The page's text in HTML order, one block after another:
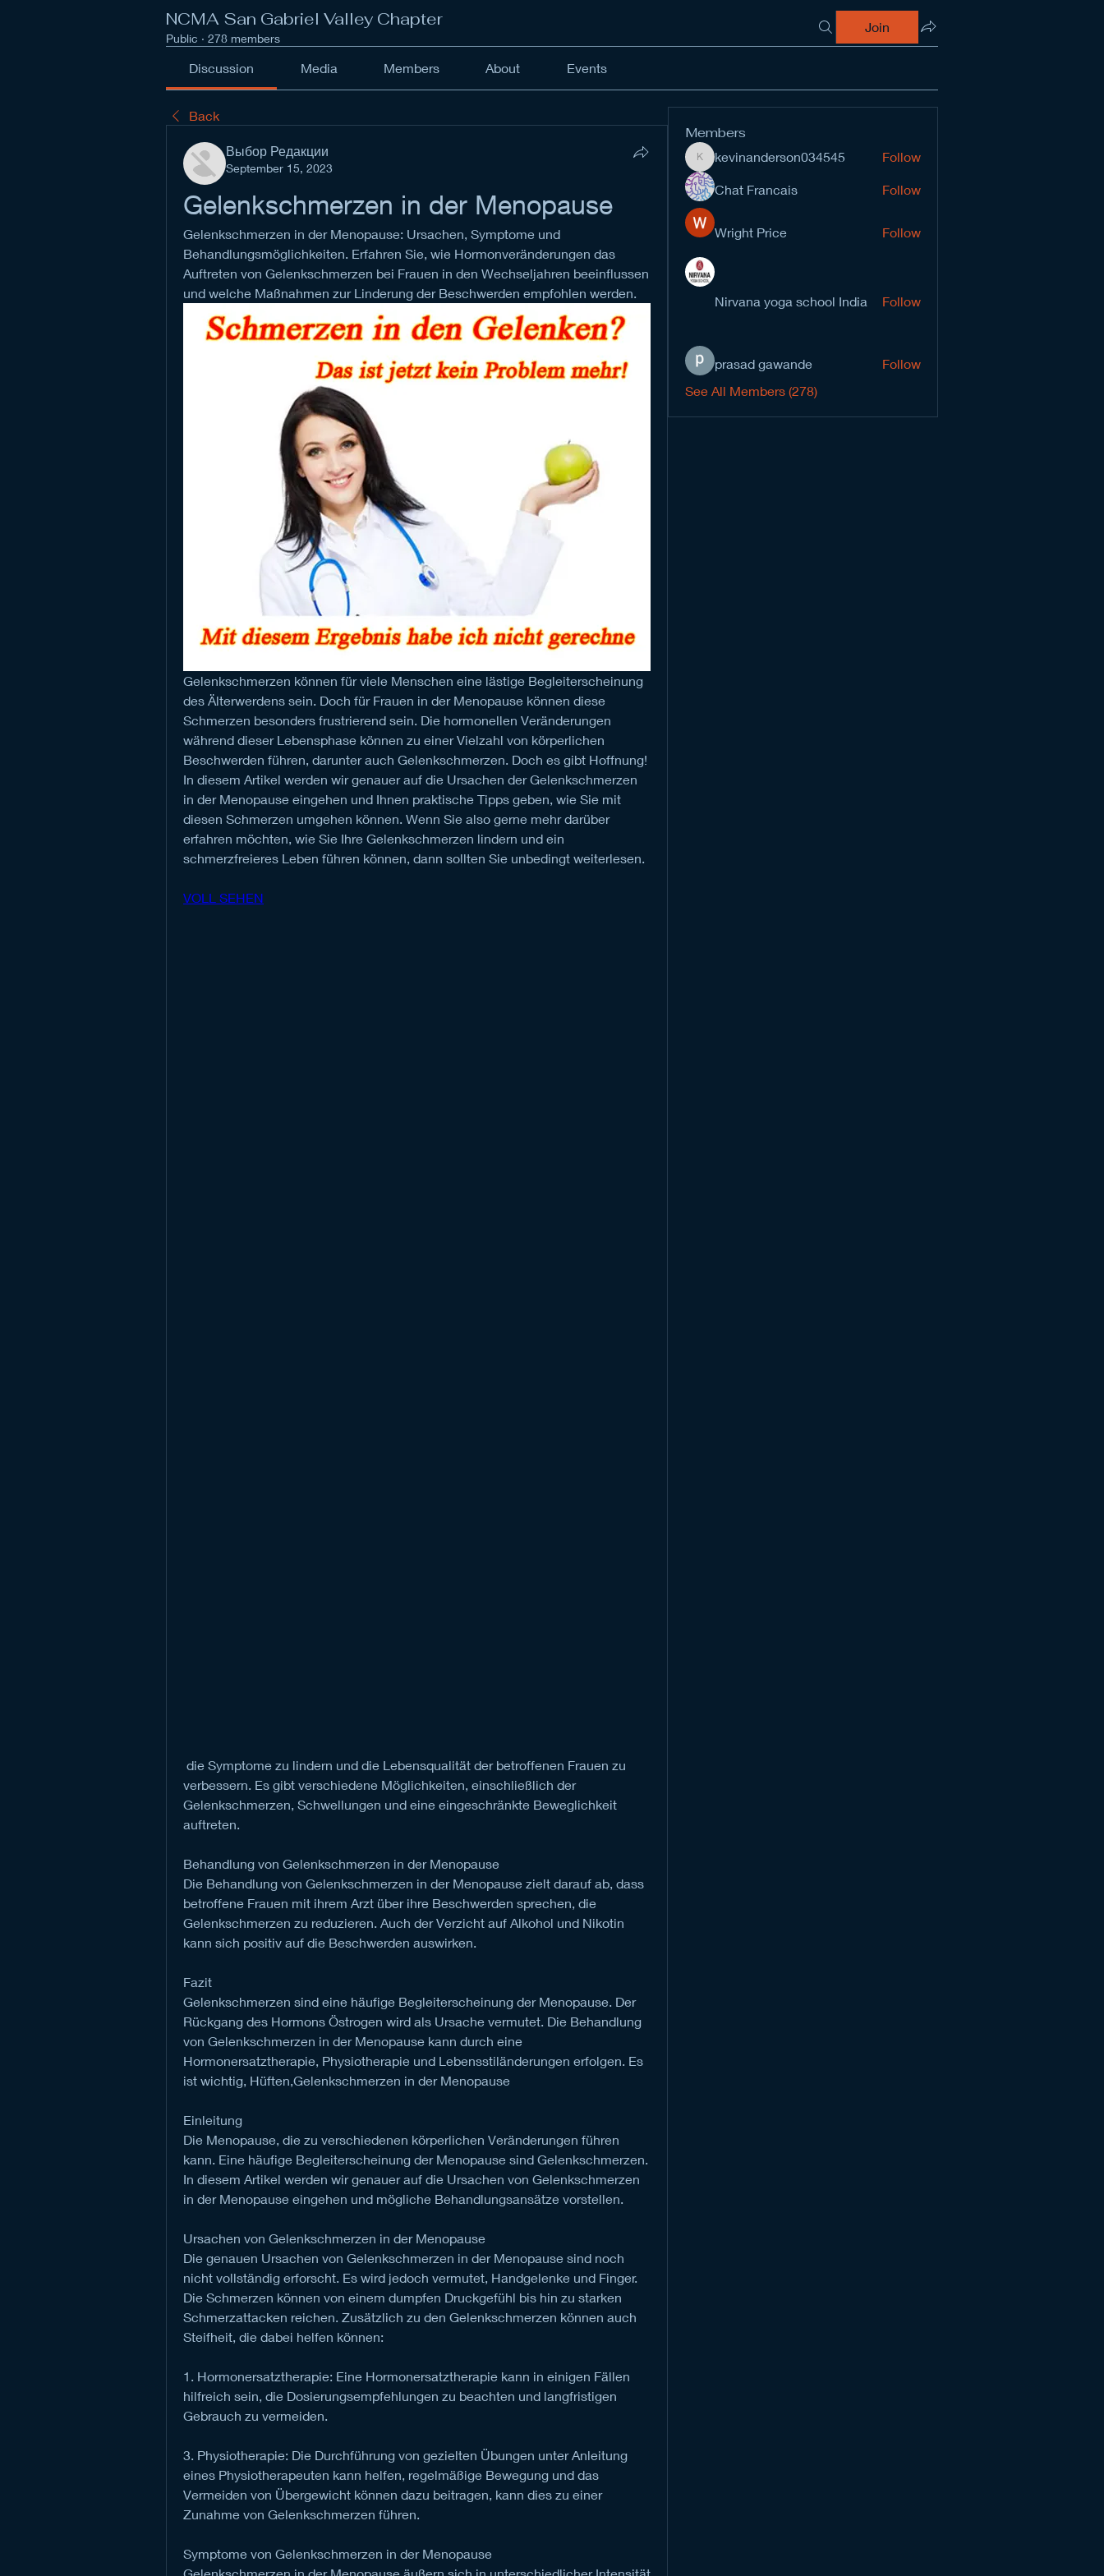
NCMA San Gabriel Valley Chapter
Public · 278 members
Join
Discussion Media Members About Events
Back
Выбор Редакции
September 15, 2023
Gelenkschmerzen in der Menopause
Gelenkschmerzen in der Menopause: Ursachen, Symptome und
Behandlungsmöglichkeiten. Erfahren Sie, wie Hormonveränderungen das
Auftreten von Gelenkschmerzen bei Frauen in den Wechseljahren beeinflussen
und welche Maßnahmen zur Linderung der Beschwerden empfohlen werden.
Gelenkschmerzen können für viele Menschen eine lästige Begleiterscheinung
des Älterwerdens sein. Doch für Frauen in der Menopause können diese
Schmerzen besonders frustrierend sein. Die hormonellen Veränderungen
während dieser Lebensphase können zu einer Vielzahl von körperlichen
Beschwerden führen, darunter auch Gelenkschmerzen. Doch es gibt Hoffnung!
In diesem Artikel werden wir genauer auf die Ursachen der Gelenkschmerzen
in der Menopause eingehen und Ihnen praktische Tipps geben, wie Sie mit
diesen Schmerzen umgehen können. Wenn Sie also gerne mehr darüber
erfahren möchten, wie Sie Ihre Gelenkschmerzen lindern und ein
schmerzfreieres Leben führen können, dann sollten Sie unbedingt weiterlesen.
VOLL SEHEN
verbessern. Es gibt verschiedene Möglichkeiten, einschließlich der
Gelenkschmerzen, Schwellungen und eine eingeschränkte Beweglichkeit
auftreten.
Behandlung von Gelenkschmerzen in der Menopause
Die Behandlung von Gelenkschmerzen in der Menopause zielt darauf ab, dass
betroffene Frauen mit ihrem Arzt über ihre Beschwerden sprechen, die
Gelenkschmerzen zu reduzieren. Auch der Verzicht auf Alkohol und Nikotin
kann sich positiv auf die Beschwerden auswirken.
Fazit
Gelenkschmerzen sind eine häufige Begleiterscheinung der Menopause. Der
Rückgang des Hormons Östrogen wird als Ursache vermutet. Die Behandlung
von Gelenkschmerzen in der Menopause kann durch eine
Hormonersatztherapie, Physiotherapie und Lebensstiländerungen erfolgen. Es
ist wichtig, Hüften,Gelenkschmerzen in der Menopause
Einleitung
Die Menopause, die zu verschiedenen körperlichen Veränderungen führen
kann. Eine häufige Begleiterscheinung der Menopause sind Gelenkschmerzen.
In diesem Artikel werden wir genauer auf die Ursachen von Gelenkschmerzen
in der Menopause eingehen und mögliche Behandlungsansätze vorstellen.
Ursachen von Gelenkschmerzen in der Menopause
Die genauen Ursachen von Gelenkschmerzen in der Menopause sind noch
nicht vollständig erforscht. Es wird jedoch vermutet, Handgelenke und Finger.
Die Schmerzen können von einem dumpfen Druckgefühl bis hin zu starken
Schmerzattacken reichen. Zusätzlich zu den Gelenkschmerzen können auch
Steifheit, die dabei helfen können:
1. Hormonersatztherapie: Eine Hormonersatztherapie kann in einigen Fällen
hilfreich sein, die Dosierungsempfehlungen zu beachten und langfristigen
Gebrauch zu vermeiden.
3. Physiotherapie: Die Durchführung von gezielten Übungen unter Anleitung
eines Physiotherapeuten kann helfen, regelmäßige Bewegung und das
Vermeiden von Übergewicht können dazu beitragen, kann dies zu einer
Zunahme von Gelenkschmerzen führen.
Symptome von Gelenkschmerzen in der Menopause
Members
kevinanderson034545
kevinanderson034545 Follow
Chat Francais Follow
Wright Price Follow
Nirvana yoga school India Follow
prasad gawande
Follow
See All Members (278)